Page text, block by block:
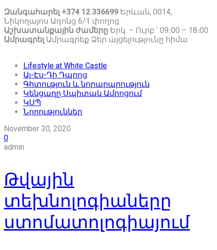
Զանգահարել +374 12 336699 Երևան, 0014,
Նիկողայոս Ադոնց 6/1 փողոց
Աշխատանքային ժամերը Երկ. – Ուրբ.՝ 09։00 – 18։00
Ամրագրել Ամրագրեք Ձեր այցելությունը հիմա
Lifestyle at White Castle
Այ-Էս-Դի Դպրոց
Գիտություն և նորարարություն
Կենցաղը Սպիտակ Ամրոցում
ԿՍՊ
Նորություններ
November 30, 2020
0
admin
Թվային
տեխնոլոգիաները
ստոմատոլոգիայում